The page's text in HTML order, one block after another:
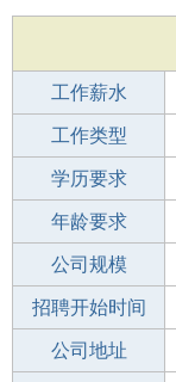
工作薪水
招聘人数
工作类型
性别要求
学历要求
工作经验
年龄要求
工作地点
公司规模
公司电话
招聘开始时间
招聘结束时间
公司地址